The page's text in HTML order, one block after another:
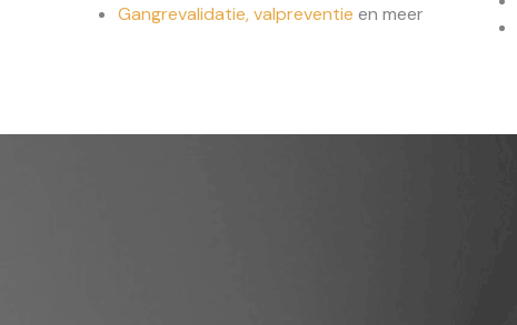
Gangrevalidatie, valpreventie en meer